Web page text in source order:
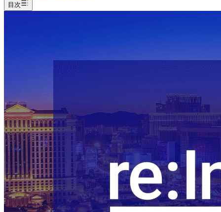
目次